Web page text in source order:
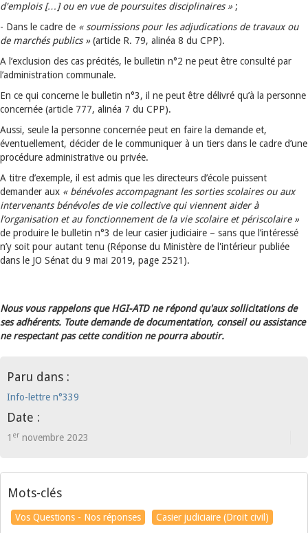
d'emplois […] ou en vue de poursuites disciplinaires » ;
- Dans le cadre de « soumissions pour les adjudications de travaux ou
de marchés publics » (article R. 79, alinéa 8 du CPP).
A l’exclusion des cas précités, le bulletin n°2 ne peut être consulté par
l’administration communale.
En ce qui concerne le bulletin n°3, il ne peut être délivré qu’à la personne
concernée (article 777, alinéa 7 du CPP).
Aussi, seule la personne concernée peut en faire la demande et,
éventuellement, décider de le communiquer à un tiers dans le cadre d’une
procédure administrative ou privée.
A titre d’exemple, il est admis que les directeurs d’école puissent
demander aux « bénévoles accompagnant les sorties scolaires ou aux
intervenants bénévoles de vie collective qui viennent aider à
l’organisation et au fonctionnement de la vie scolaire et périscolaire »
de produire le bulletin n°3 de leur casier judiciaire – sans que l’intéressé
n’y soit pour autant tenu (Réponse du Ministère de l'intérieur publiée
dans le JO Sénat du 9 mai 2019, page 2521).
Nous vous rappelons que HGI-ATD ne répond qu'aux sollicitations de
ses adhérents. Toute demande de documentation, conseil ou assistance
ne respectant pas cette condition ne pourra aboutir.
Paru dans :
Info-lettre n°339
Date :
1 er novembre 2023
Mots-clés
Vos Questions - Nos réponses Casier judiciaire (Droit civil)